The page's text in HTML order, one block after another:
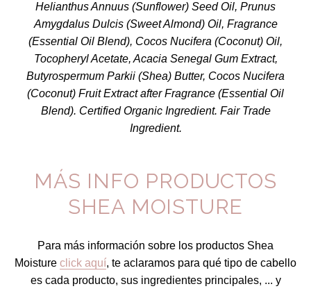
Helianthus Annuus (Sunflower) Seed Oil, Prunus
Amygdalus Dulcis (Sweet Almond) Oil, Fragrance
(Essential Oil Blend), Cocos Nucifera (Coconut) Oil,
Tocopheryl Acetate, Acacia Senegal Gum Extract,
Butyrospermum Parkii (Shea) Butter, Cocos Nucifera
(Coconut) Fruit Extract after Fragrance (Essential Oil
Blend). Certified Organic Ingredient. Fair Trade
Ingredient.
MÁS INFO PRODUCTOS
SHEA MOISTURE
Para más información sobre los productos Shea
Moisture click aquí, te aclaramos para qué tipo de cabello
es cada producto, sus ingredientes principales, ... y